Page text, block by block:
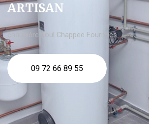
ARTISAN
chaudière fioul Chappee Fourmies
09 72 66 89 55